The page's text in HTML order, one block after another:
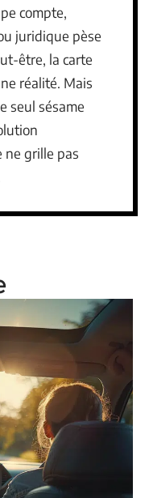
compte,
juridique pèse
être, la carte
réalité. Mais
seul sésame
ne grille pas